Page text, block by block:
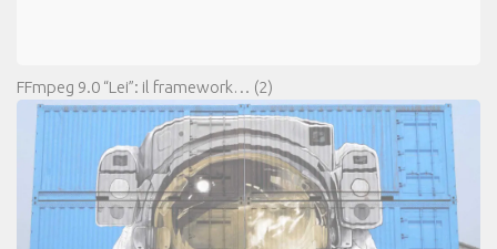
FFmpeg 9.0 “Lei”: il framework… (2)